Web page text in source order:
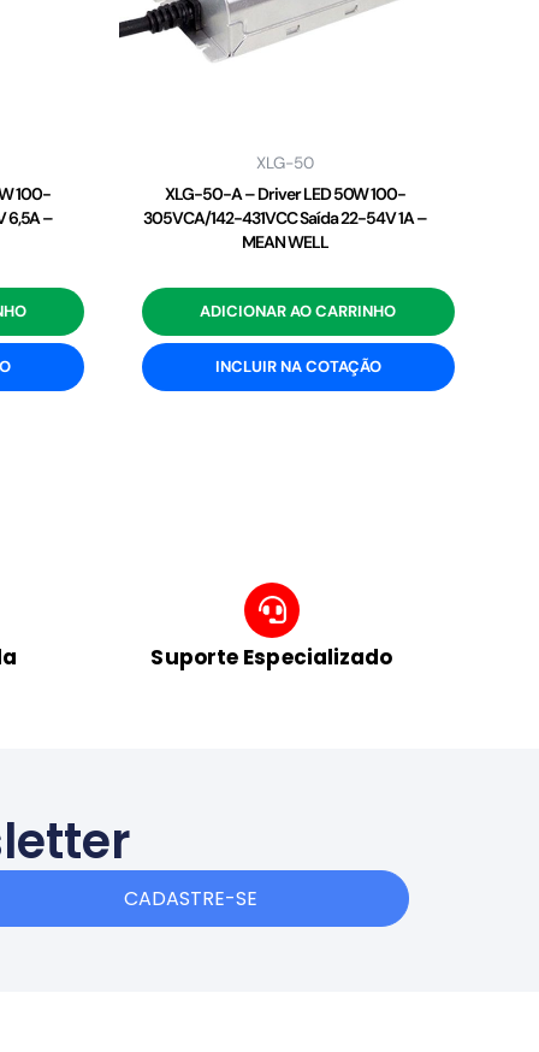
100-
6,5A –
XLG-50
XLG-50-A – Driver LED 50W 100-
305VCA/142-431VCC Saída 22-54V 1A –
MEAN WELL
ADICIONAR AO CARRINHO
INCLUIR NA COTAÇÃO
Suporte Especializado
CADASTRE-SE